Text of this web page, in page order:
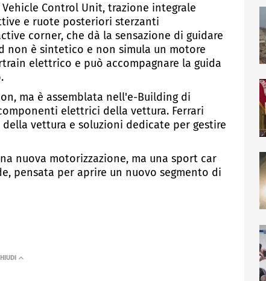
Control Unit, trazione integrale
e ruote posteriori sterzanti
corner, che dà la sensazione di guidare
non è sintetico e non simula un motore
elettrico e può accompagnare la guida
ma è assemblata nell'e-Building di
elettrici della vettura. Ferrari
vettura e soluzioni dedicate per gestire
nuova motorizzazione, ma una sport car
pensata per aprire un nuovo segmento di